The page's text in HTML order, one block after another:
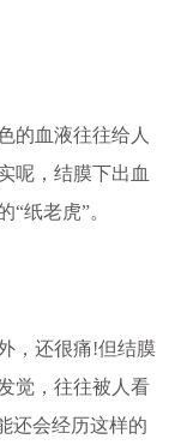
的血液往往给人
呢，结膜下出血
纸老虎”。
，还很痛!但结膜
觉，往往被人看
还会经历这样的